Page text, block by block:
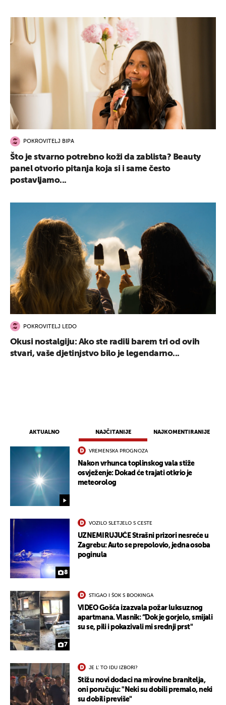
AKTUALNO NAJČITANIJE NAJKOMENTIRANIJE
VREMENSKA PROGNOZA
Nakon vrhunca toplinskog vala stiže
osvježenje: Dokad će trajati otkrio je
meteorolog
8
VOZILO SLETJELO S CESTE
UZNEMIRUJUĆE Strašni prizori nesreće u
Zagrebu: Auto se prepolovio, jedna osoba
poginula
7
STIGAO I ŠOK S BOOKINGA
VIDEO Gošća izazvala požar luksuznog
apartmana. Vlasnik: “Dok je gorjelo, smijali
su se, pili i pokazivali mi srednji prst"
JE L' TO IDU IZBORI?
Stižu novi dodaci na mirovine branitelja,
oni poručuju: "Neki su dobili premalo, neki
su dobili previše"
POKROVITELJ BIPA
Što je stvarno potrebno koži da zablista? Beauty
panel otvorio pitanja koja si i same često
postavljamo...
POKROVITELJ LEDO
Okusi nostalgiju: Ako ste radili barem tri od ovih
stvari, vaše djetinjstvo bilo je legendarno...